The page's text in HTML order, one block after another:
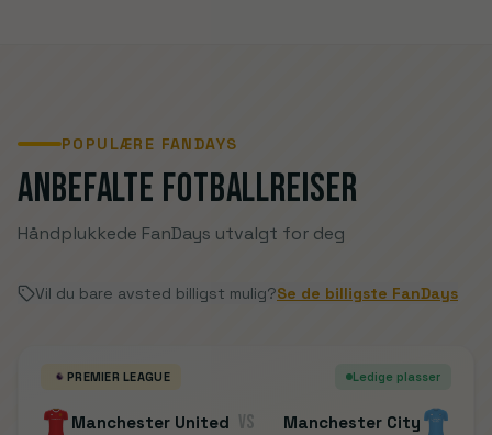
POPULÆRE FANDAYS
Anbefalte fotballreiser
Håndplukkede FanDays utvalgt for deg
Vil du bare avsted billigst mulig?Se de billigste FanDays
PREMIER LEAGUE Ledige plasser
Manchester United VS Manchester City